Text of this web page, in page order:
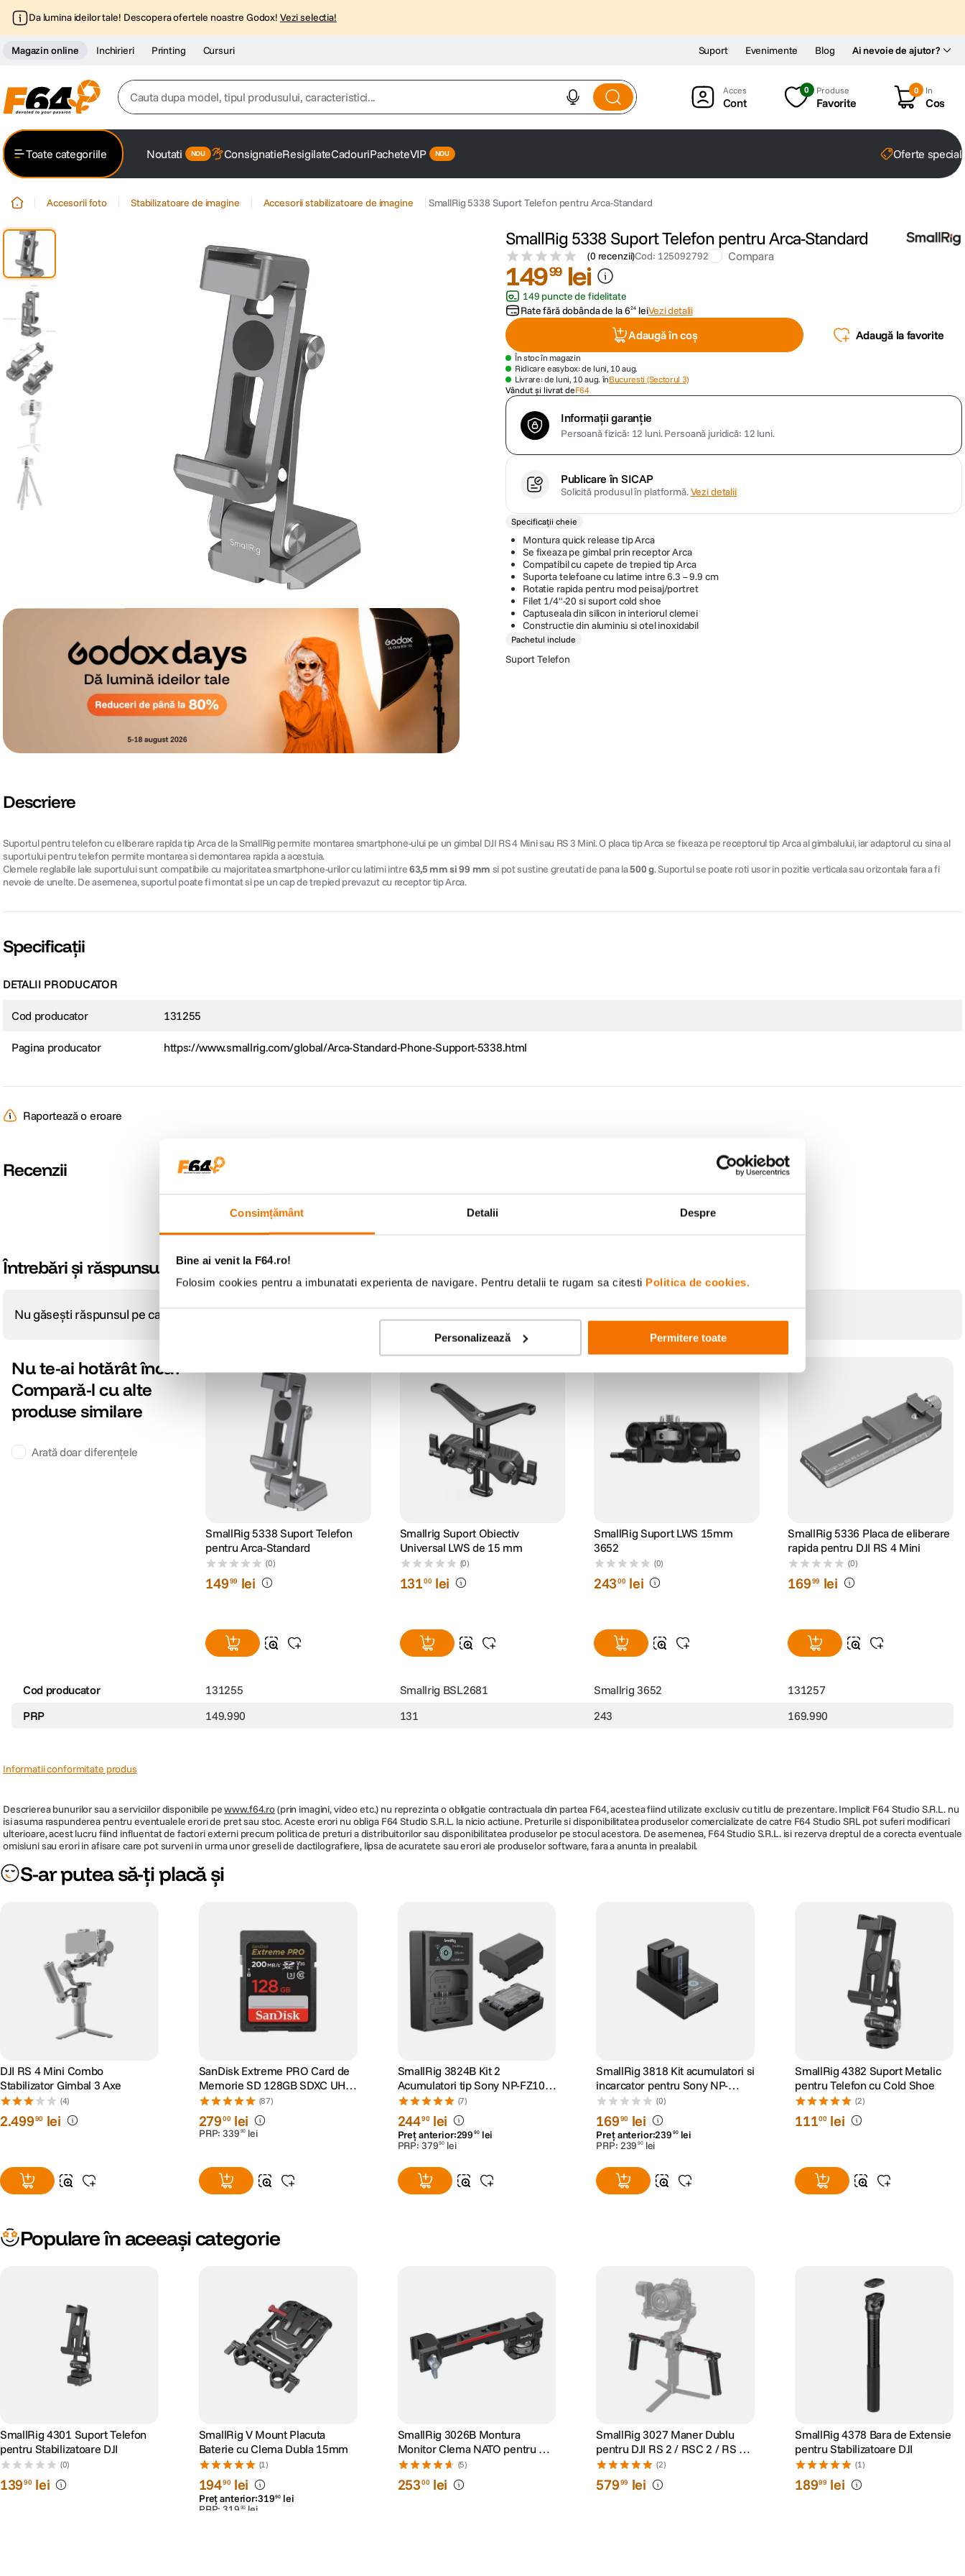
Consimțământ Detalii Despre
Bine ai venit la F64.ro!
Folosim cookies pentru a imbunatati experienta de navigare. Pentru detalii te rugam sa citesti Politica de cookies.
Personalizează Permitere toate
Da lumina ideilor tale! Descopera ofertele noastre Godox! Vezi selectia!
Magazin online Inchirieri Printing Cursuri Ai nevoie de ajutor?
Suport Evenimente Blog
Cauta dupa model, tipul produsului, caracteristici...
2. trepied
trepied telefon
peak design
canon sx740 hs
card memorie
dji mic mini
dji osmo
Cont
0 Produse
Favorite
0 In
Cos
Toate categoriile Noutati ConsignatieResigilateCadouriPacheteVIP Oferte
Accesorii foto Stabilizatoare de imagine Accesorii stabilizatoare de imagine SmallRig 5338 Suport Telefon pentru Arca-Standard
SmallRig 5338 Suport Telefon pentru Arca-Standard
(0 recenzii)Cod: 125092792 Compara
14999 lei
149 puncte de fidelitate
Rate fără dobânda de la624 leiVezi detalii
Adaugă în coș Adaugă la favorite
În stoc în magazin
Ridicare easybox: de luni, 10 aug.
Livrare: de luni, 10 aug. înBucuresti (Sectorul 3)
Vândut și livrat deF64
Informații garanție
Persoană fizică: 12 luni.Persoană juridică: 12 luni.
Publicare în SICAP
Solicită produsul în platformă.Vezi detalii
Specificații cheie
Montura quick release tip Arca
Se fixeaza pe gimbal prin receptor Arca
Compatibil cu capete de trepied tip Arca
Suporta telefoane cu latime intre 6.3 – 9.9 cm
Rotatie rapida pentru mod peisaj/portret
Filet 1/4"-20 si suport cold shoe
Captuseala din silicon in interiorul clemei
Constructie din aluminiu si otel inoxidabil
Pachetul include
Suport Telefon
Descriere
Suportul pentru telefon cu eliberare rapida tip Arca de la SmallRig permite montarea smartphone-ului pe un gimbal DJI RS 4 Mini sau RS 3 Mini. O placa tip Arca se fixeaza pe receptorul tip Arca al gimbalului, iar adaptorul cu sina al
suportului pentru telefon permite montarea si demontarea rapida a acestuia.
Clemele reglabile lale suportului sunt compatibile cu majoritatea smartphone-urilor cu latimi intre63,5 mm si 99 mm si pot sustine greutati de pana la500 g. Suportul se poate roti usor in pozitie verticala sau orizontala fara a fi
nevoie de unelte. De asemenea, suportul poate fi montat si pe un cap de trepied prevazut cu receptor tip Arca.
Specificații
DETALII PRODUCATOR
Cod producator 131255
Pagina producator https://www.smallrig.com/global/Arca-Standard-Phone-Support-5338.html
Raportează o eroare
Recenzii
Scrie prima recenzie
Întrebări și răspunsuri
Nu găsești răspunsul pe care îl cauți?
Nu te-ai hotărât încă?
Compară-l cu alte
produse similare
Arată doar diferențele
SmallRig 5338 Suport Telefon
pentru Arca-Standard
(0)
14999 lei
Smallrig Suport Obiectiv
Universal LWS de 15 mm
(0)
13100 lei
SmallRig Suport LWS 15mm
3652
(0)
24300 lei
SmallRig 5336 Placa de eliberare
rapida pentru DJI RS 4 Mini
(0)
16999 lei
Cod producator 131255 Smallrig BSL2681 Smallrig 3652
131257
PRP
149.990 131 243 169.990
Informatii conformitate produs
Descrierea bunurilor sau a serviciilor disponibile pewww.f64.ro(prin imagini, video etc.) nu reprezinta o obligatie contractuala din partea F64, acestea fiind utilizate exclusiv cu titlu de prezentare. Implicit F64 Studio S.R.L. nu
isi asuma raspunderea pentru eventualele erori de pret sau stoc. Aceste erori nu obliga F64 Studio S.R.L. la nicio actiune. Preturile si disponibilitatea produselor comercializate de catre F64 Studio SRL pot suferi modificari
ulterioare, acest lucru fiind influentat de factori externi precum politica de preturi a distribuitorilor sau disponibilitatea produselor pe stocul acestora. De asemenea, F64 Studio S.R.L. isi rezerva dreptul de a corecta eventuale
omisiuni sau erori in afisare care pot surveni in urma unor greseli de dactilografiere, lipsa de acuratete sau erori ale produselor software, fara a anunta in prealabil.
S-ar putea să-ți placă și
DJI RS 4 Mini Combo
Stabilizator Gimbal 3 Axe
(4)
2.49990 lei
SanDisk Extreme PRO Card de
Memorie SD 128GB SDXC UHS-
I Class 10 U3 V30 + 2 Ani
RescuePRO Deluxe
(87)
27900 lei
PRP:339 90 lei
SmallRig 3824B Kit 2
Acumulatori tip Sony NP-FZ100
si Incarcator (7)
24490 lei
Preț anterior:299 90 lei
PRP: 37990 lei
SmallRig 3818 Kit acumulatori si
incarcator pentru Sony NP-
FW50
(0)
16990 lei
Preț anterior:239 90 lei
PRP: 239 90 lei
SmallRig 4382 Suport Metalic
pentru Telefon cu Cold Shoe
(2)
11100 lei
Populare în aceeași categorie
SmallRig 4301 Suport Telefon
pentru Stabilizatoare DJI
(0)
13990 lei
SmallRig V Mount Placuta
Baterie cu Clema Dubla 15mm
(1)
19490 lei
Preț anterior:31990 lei
PRP: 319 90 lei
SmallRig 3026B Montura
Monitor Clema NATO pentru DJI
RS2/RSC2/RS3/RS3 Pro/RS3
Mini/RS4/RS4 Pro
(5)
25300 lei
SmallRig 3027 Maner Dublu
pentru DJI RS 2 / RSC 2 / RS 3 /
RS 3 Pro / RS 4 / RS 4 Pro
(2)
57999 lei
SmallRig 4378 Bara de Extensie
pentru Stabilizatoare DJI
(1)
18999 lei